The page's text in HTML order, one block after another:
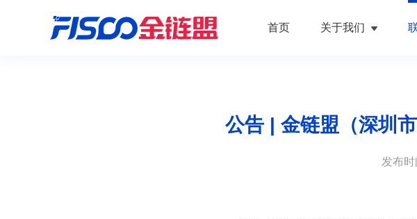
首页 关于我们
公告 | 金链盟（深圳
发布